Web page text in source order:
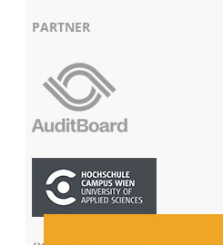
PARTNER